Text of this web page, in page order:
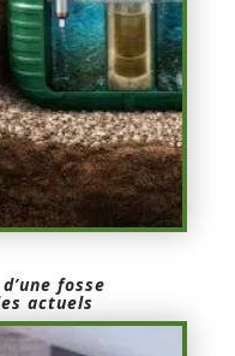
fosse
actuels